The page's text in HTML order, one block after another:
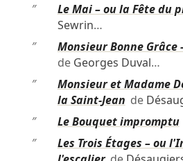
″
Le Mai – ou la Fête du
Sewrin…
″
Monsieur Bonne Grâce
de Georges Duval…
″
Monsieur et Madame
la Saint-Jean de
″
Le Bouquet impromptu
″
Les Trois Étages – ou